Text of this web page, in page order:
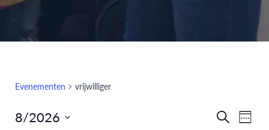
Evenementen vrijwilliger
ZoekenWeek
8/2026